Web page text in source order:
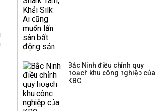
Bắc Ninh điều chỉnh quy
hoạch khu công nghiệp của
KBC